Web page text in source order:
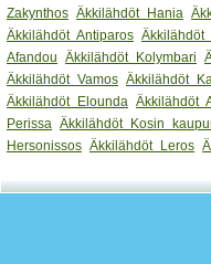
Zakynthos Äkkilähdöt Hania
Äkkilähdöt Antiparos Äkkilähdöt
Afandou Äkkilähdöt Kolymbari
Äkkilähdöt Vamos Äkkilähdöt
Äkkilähdöt Elounda Äkkilähdöt
Perissa Äkkilähdöt Kosin
Hersonissos Äkkilähdöt Leros